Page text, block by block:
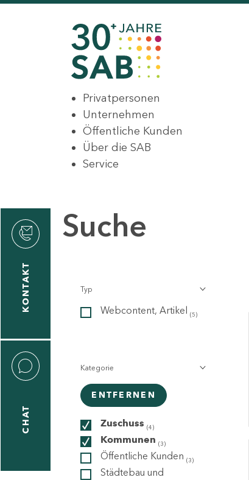
Privatpersonen
Unternehmen
Öffentliche Kunden
Über die SAB
Service
KONTAKT
CHAT
Suche
Typ
Webcontent, Artikel (5)
Kategorie
ENTFERNEN
Zuschuss (4)
Kommunen (3)
Öffentliche Kunden (3)
Städtebau und